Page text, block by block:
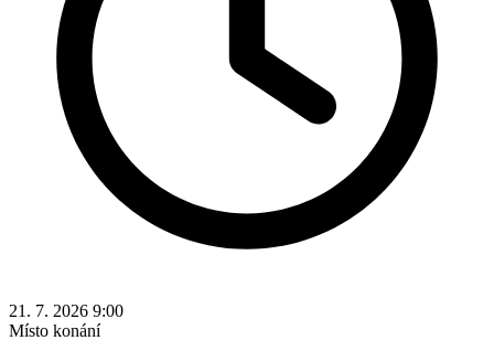
21. 7. 2026 9:00
Místo konání